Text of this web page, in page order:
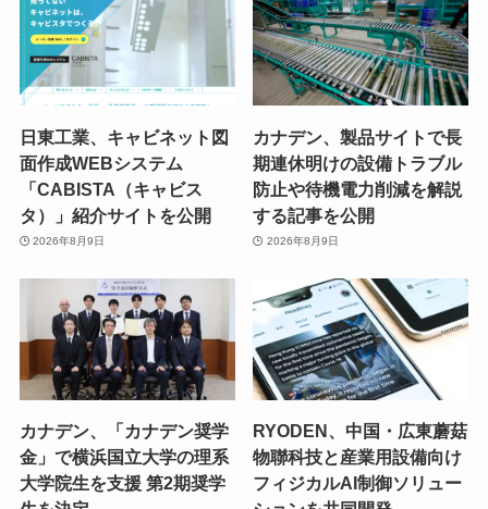
日東工業、キャビネット図
面作成WEBシステム
「CABISTA（キャビス
タ）」紹介サイトを公開
2026年8月9日
カナデン、製品サイトで長
期連休明けの設備トラブル
防止や待機電力削減を解説
する記事を公開
2026年8月9日
カナデン、「カナデン奨学
金」で横浜国立大学の理系
大学院生を支援 第2期奨学
RYODEN、中国・広東蘑菇
物聯科技と産業用設備向け
フィジカルAI制御ソリュー